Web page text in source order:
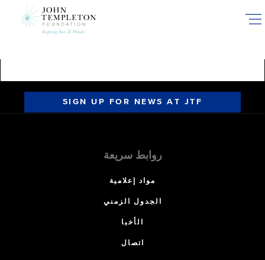
SIGN UP FOR NEWS AT JTF
روابط سريعة
مواد إعلامية
الجدول الزمني
الأخبا
اتصال